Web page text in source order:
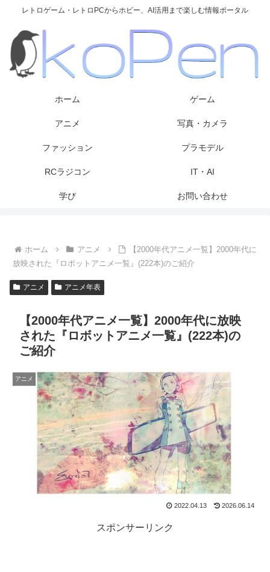
レトロゲーム・レトロPCからホビー、AI活用まで楽しむ情報ポータル
ホーム ゲーム
アニメ 写真・カメラ
ファッション プラモデル
RCラジコン IT・AI
学び お問い合わせ
ホーム アニメ
【2000年代アニメ一覧】2000年代に
放映された『ロボットアニメ一覧』(222本)のご紹介
アニメ アニメ年表
【2000年代アニメ一覧】2000年代に放映
された『ロボットアニメ一覧』(222本)の
ご紹介
アニメ
2022.04.13 2026.06.14
スポンサーリンク